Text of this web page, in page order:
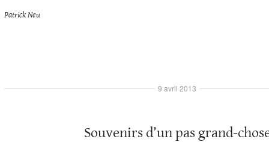
Patrick Neu
Souvenirs d’un pas grand-
9 avril 2013